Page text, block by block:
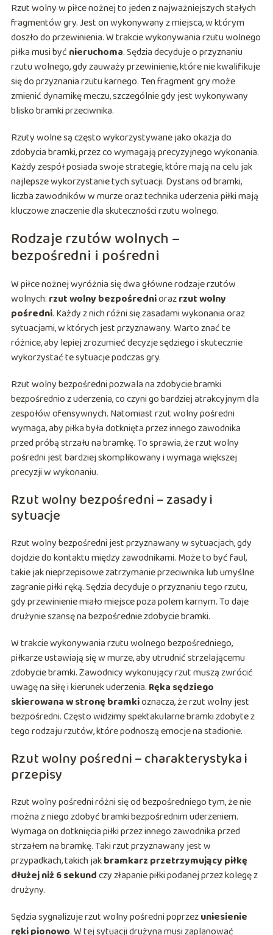
Rzut wolny w piłce nożnej to jeden z najważniejszych stałych
fragmentów gry. Jest on wykonywany z miejsca, w którym
doszło do przewinienia. W trakcie wykonywania rzutu wolnego
piłka musi być nieruchoma. Sędzia decyduje o przyznaniu
rzutu wolnego, gdy zauważy przewinienie, które nie kwalifikuje
się do przyznania rzutu karnego. Ten fragment gry może
zmienić dynamikę meczu, szczególnie gdy jest wykonywany
blisko bramki przeciwnika.
Rzuty wolne są często wykorzystywane jako okazja do
zdobycia bramki, przez co wymagają precyzyjnego wykonania.
Każdy zespół posiada swoje strategie, które mają na celu jak
najlepsze wykorzystanie tych sytuacji. Dystans od bramki,
liczba zawodników w murze oraz technika uderzenia piłki mają
kluczowe znaczenie dla skuteczności rzutu wolnego.
Rodzaje rzutów wolnych –
bezpośredni i pośredni
W piłce nożnej wyróżnia się dwa główne rodzaje rzutów
wolnych: rzut wolny bezpośredniorazrzut wolny
pośredni. Każdy z nich różni się zasadami wykonania oraz
sytuacjami, w których jest przyznawany. Warto znać te
różnice, aby lepiej zrozumieć decyzje sędziego i skutecznie
wykorzystać te sytuacje podczas gry.
Rzut wolny bezpośredni pozwala na zdobycie bramki
bezpośrednio z uderzenia, co czyni go bardziej atrakcyjnym dla
zespołów ofensywnych. Natomiast rzut wolny pośredni
wymaga, aby piłka była dotknięta przez innego zawodnika
przed próbą strzału na bramkę. To sprawia, że rzut wolny
pośredni jest bardziej skomplikowany i wymaga większej
precyzji w wykonaniu.
Rzut wolny bezpośredni – zasady i
sytuacje
Rzut wolny bezpośredni jest przyznawany w sytuacjach, gdy
dojdzie do kontaktu między zawodnikami. Może to być faul,
takie jak nieprzepisowe zatrzymanie przeciwnika lub umyślne
zagranie piłki ręką. Sędzia decyduje o przyznaniu tego rzutu,
gdy przewinienie miało miejsce poza polem karnym. To daje
drużynie szansę na bezpośrednie zdobycie bramki.
W trakcie wykonywania rzutu wolnego bezpośredniego,
piłkarze ustawiają się w murze, aby utrudnić strzelającemu
zdobycie bramki. Zawodnicy wykonujący rzut muszą zwrócić
uwagę na siłę i kierunek uderzenia. Ręka sędziego
skierowana w stronę bramkioznacza, że rzut wolny jest
bezpośredni. Często widzimy spektakularne bramki zdobyte z
tego rodzaju rzutów, które podnoszą emocje na stadionie.
Rzut wolny pośredni – charakterystyka i
przepisy
Rzut wolny pośredni różni się od bezpośredniego tym, że nie
można z niego zdobyć bramki bezpośrednim uderzeniem.
Wymaga on dotknięcia piłki przez innego zawodnika przed
strzałem na bramkę. Taki rzut przyznawany jest w
przypadkach, takich jakbramkarz przetrzymujący piłkę
dłużej niż 6 sekundczy złapanie piłki podanej przez kolegę z
drużyny.
Sędzia sygnalizuje rzut wolny pośredni poprzezuniesienie
ręki pionowo. W tej sytuacji drużyna musi zaplanować